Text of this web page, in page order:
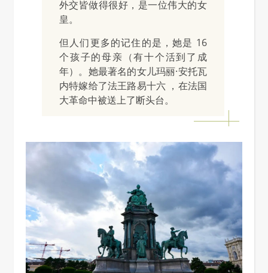
外交皆做得很好，是一位伟大的女
皇。
但人们更多的记住的是，她是 16
个孩子的母亲（有十个活到了成
年）。她最著名的女儿玛丽·安托瓦
内特嫁给了法王路易十六 ，在法国
大革命中被送上了断头台。